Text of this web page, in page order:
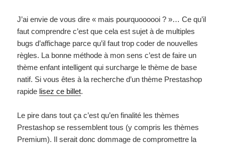
J’ai envie de vous dire « mais pourquoooooi ? »… Ce qu’il
faut comprendre c’est que cela est sujet à de multiples
bugs d’affichage parce qu’il faut trop coder de nouvelles
règles. La bonne méthode à mon sens c’est de faire un
thème enfant intelligent qui surcharge le thème de base
natif. Si vous êtes à la recherche d’un thème Prestashop
rapide lisez ce billet.
Le pire dans tout ça c’est qu’en finalité les thèmes
Prestashop se ressemblent tous (y compris les thèmes
Premium). Il serait donc dommage de compromettre la